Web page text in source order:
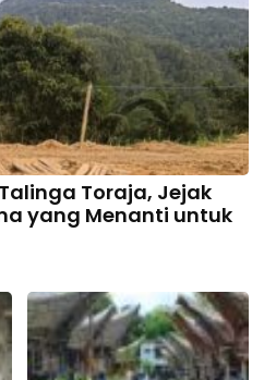
Toraja, Jejak
yang Menanti untuk